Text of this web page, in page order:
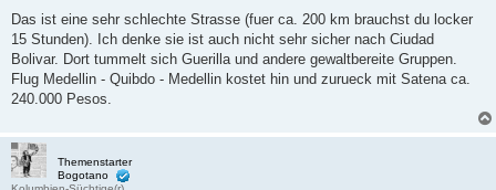
i
r
a
Das ist eine sehr schlechte Strasse (fuer ca. 200 km brauchst du locker
15 Stunden). Ich denke sie ist auch nicht sehr sicher nach Ciudad
Bolivar. Dort tummelt sich Guerilla und andere gewaltbereite Gruppen.
Flug Medellin - Quibdo - Medellin kostet hin und zurueck mit Satena ca.
240.000 Pesos.
Themenstarter
Bogotano